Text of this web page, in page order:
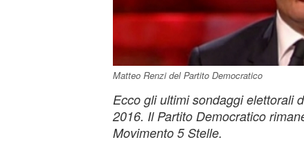
Matteo Renzi del Partito Democratico
Ecco gli ultimi sondaggi elettorali
2016. Il Partito Democratico
Movimento 5 Stelle.